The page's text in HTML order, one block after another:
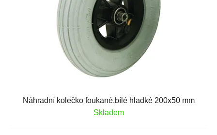
Náhradní kolečko foukané,bílé hladké 200x50 mm
Skladem